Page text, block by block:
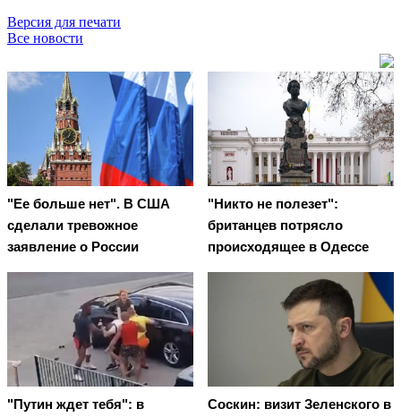
Версия для печати
Все новости
"Ее больше нет". В США
сделали тревожное
заявление о России
"Никто не полезет":
британцев потрясло
происходящее в Одессе
"Путин ждет тебя": в
Соскин: визит Зеленского в